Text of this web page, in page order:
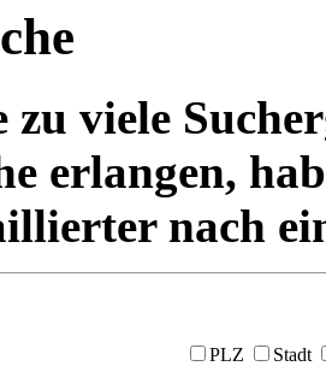
zu viele
erlangen,
nach
PLZ
Stadt